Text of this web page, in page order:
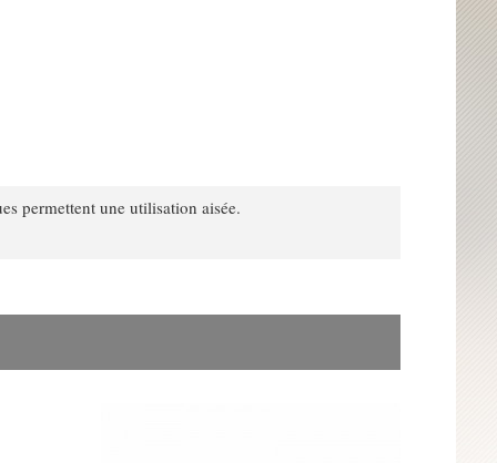
permettent une utilisation aisée.